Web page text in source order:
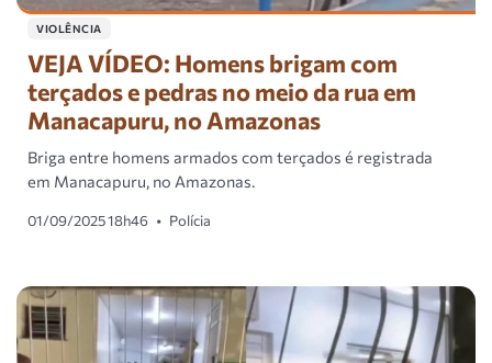
VIOLÊNCIA
VEJA VÍDEO: Homens brigam com
terçados e pedras no meio da rua em
Manacapuru, no Amazonas
Briga entre homens armados com terçados é registrada
em Manacapuru, no Amazonas.
01/09/2025 18h46 • Polícia